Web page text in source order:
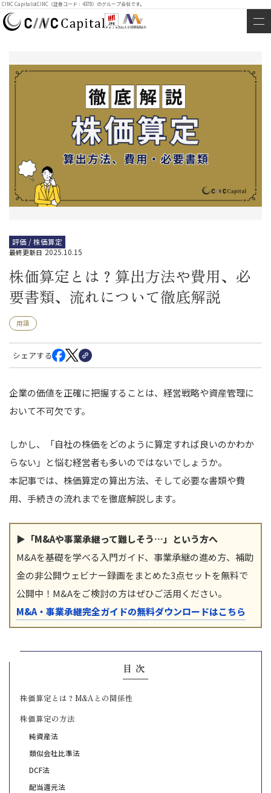
CINC CapitalはCINC（証券コード：4378）のグループ会社です。
評価 / 株価算定
最終更新日 2025.10.15
株価算定とは？算出方法や費用、必
要書類、流れについて徹底解説
用語
シェアする
企業の価値を正確に把握することは、経営戦略や資産管理に
おいて不可欠です。
しかし、「自社の株価をどのように算定すれば良いのかわか
らない」と悩む経営者も多いのではないでしょうか。
本記事では、株価算定の算出方法、そして必要な書類や費
用、手続きの流れまでを徹底解説します。
▶「M&Aや事業承継って難しそう…」という方へ
M&Aを基礎を学べる入門ガイド、事業承継の進め方、補助
金の非公開ウェビナー録画をまとめた3点セットを無料で
公開中！M&Aをご検討の方はぜひご活用ください。
M&A・事業承継完全ガイドの無料ダウンロードはこちら
目次
株価算定とは？M&Aとの関係性
株価算定の方法
純資産法
類似会社比準法
DCF法
配当還元法